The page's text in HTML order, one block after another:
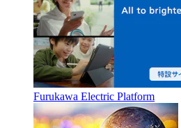
Furukawa Electric Platform